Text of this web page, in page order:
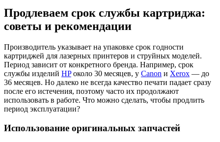
Продлеваем срок службы картриджа:
советы и рекомендации
Производитель указывает на упаковке срок годности
картриджей для лазерных принтеров и струйных моделей.
Период зависит от конкретного бренда. Например, срок
службы изделий HPоколо 30 месяцев, у Canon и Xerox — до
36 месяцев. Но далеко не всегда качество печати падает сразу
после его истечения, поэтому часто их продолжают
использовать в работе. Что можно сделать, чтобы продлить
период эксплуатации?
Использование оригинальных запчастей